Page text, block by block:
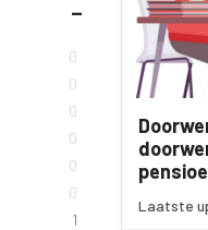
0
0
0
0
0
0
1
Laatste